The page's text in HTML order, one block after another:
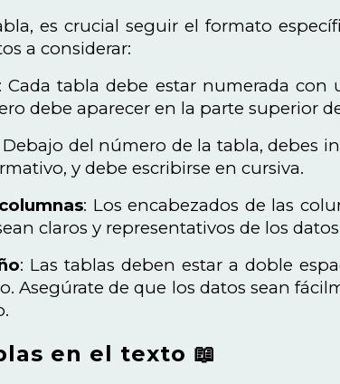
es crucial seguir el formato
a considerar:
: Cada tabla debe estar numerada
debe aparecer en la parte superior
Debajo del número de la tabla, debes
y debe escribirse en cursiva.
: Los encabezados de las
claros y representativos de los
: Las tablas deben estar a doble
Asegúrate de que los datos sean
en el texto 📖